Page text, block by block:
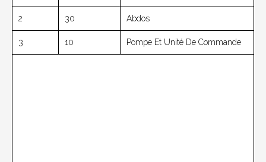
2 30 Abdos
3 10 Pompe Et Unité De Commande